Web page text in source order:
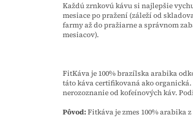
Každú zrnkovú kávu si najlepšie
mesiace po pražení (záleží od
farmy až do pražiarne a správnom
mesiacov).
FitKáva je 100% brazílska arabika
táto káva certifikovaná ako
nerozoznanie od kofeínových káv.
Pôvod:Fitkáva je zmes 100% arabika